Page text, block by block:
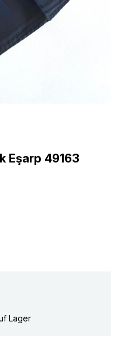
Eşarp 49163
Lager